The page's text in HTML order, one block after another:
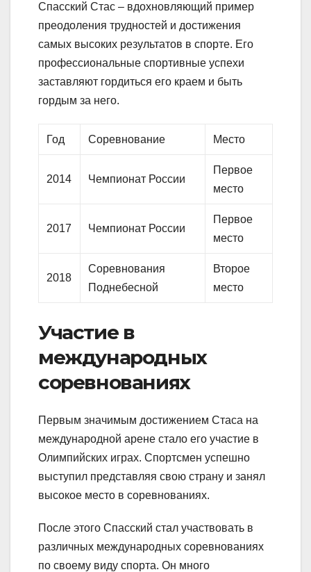
Спасский Стас – вдохновляющий пример
преодоления трудностей и достижения
самых высоких результатов в спорте. Его
профессиональные спортивные успехи
заставляют гордиться его краем и быть
гордым за него.
Год Соревнование Место
2014 Чемпионат России
Первое
место
2017 Чемпионат России
Первое
место
2018
Соревнования
Поднебесной
Второе
место
Участие в
международных
соревнованиях
Первым значимым достижением Стаса на
международной арене стало его участие в
Олимпийских играх. Спортсмен успешно
выступил представляя свою страну и занял
высокое место в соревнованиях.
После этого Спасский стал участвовать в
различных международных соревнованиях
по своему виду спорта. Он много